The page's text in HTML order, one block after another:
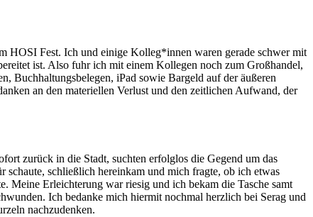
HOSI Fest. Ich und einige Kolleg*innen waren gerade schwer mit
ist. Also fuhr ich mit einem Kollegen noch zum Großhandel,
Buchhaltungsbelegen, iPad sowie Bargeld auf der äußeren
an den materiellen Verlust und den zeitlichen Aufwand, der
zurück in die Stadt, suchten erfolglos die Gegend um das
schließlich hereinkam und mich fragte, ob ich etwas
Meine Erleichterung war riesig und ich bekam die Tasche samt
Ich bedanke mich hiermit nochmal herzlich bei Serag und
nachzudenken.